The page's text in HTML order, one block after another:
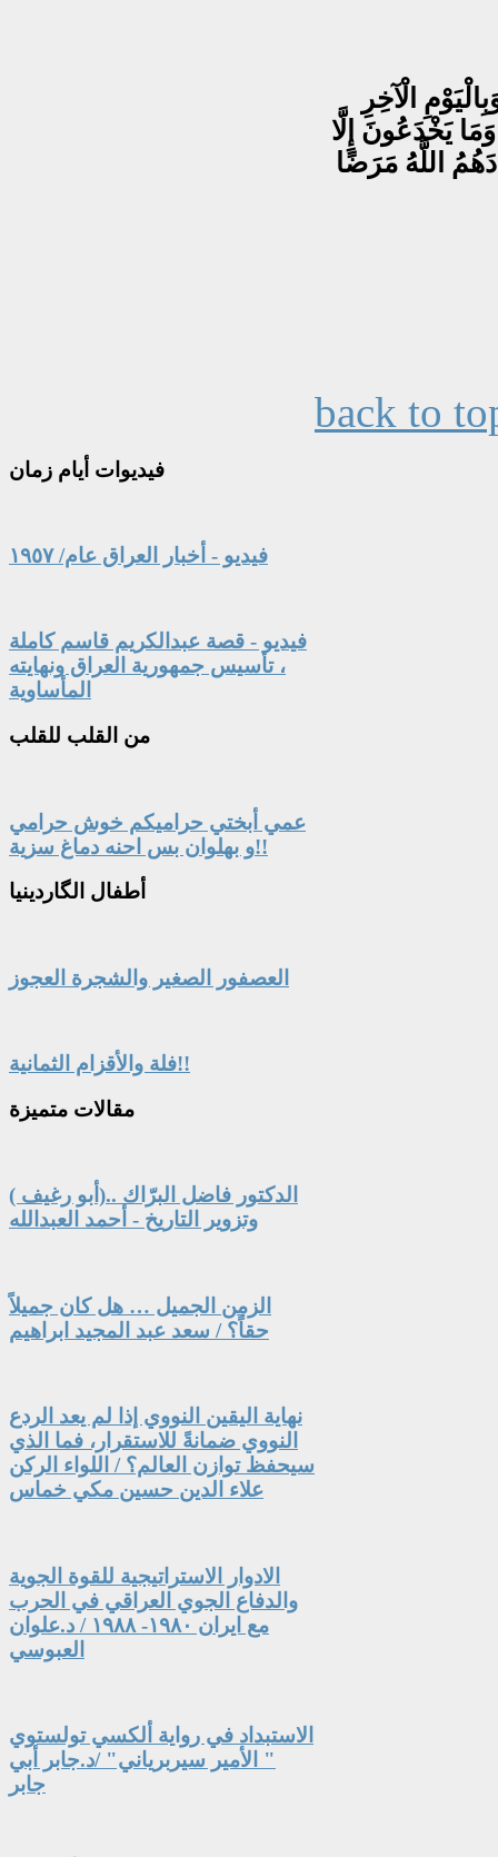
back to
فيديوات أيام زمان
فيديو - أخبار العراق عام/ ١٩٥٧
فيديو - قصة عبدالكريم قاسم كاملة
، تأسيس جمهورية العراق ونهايته
المأساوية
من القلب للقلب
عمي أبختي حراميكم خوش حرامي
و بهلوان بس احنه دماغ سزية!!
أطفال الگاردينيا
العصفور الصغير والشجرة العجوز
فلة والأقزام الثمانية!!
مقالات متميزة
الدكتور فاضل البرّاك ..(أبو رغيف )
وتزوير التاريخ - أحمد العبدالله
الزمن الجميل … هل كان جميلاً
حقاً؟ / سعد عبد المجيد ابراهيم
نهاية اليقين النووي إذا لم يعد الردع
النووي ضمانةً للاستقرار، فما الذي
سيحفظ توازن العالم؟ / اللواء الركن
علاء الدين حسين مكي خماس
الادوار الاستراتيجية للقوة الجوية
والدفاع الجوي العراقي في الحرب
مع ايران ١٩٨٠- ١٩٨٨ / د.علوان
العبوسي
الاستبداد في رواية ألكسي تولستوي
" الأمير سيربرياني" /د.جابر أبي
جابر